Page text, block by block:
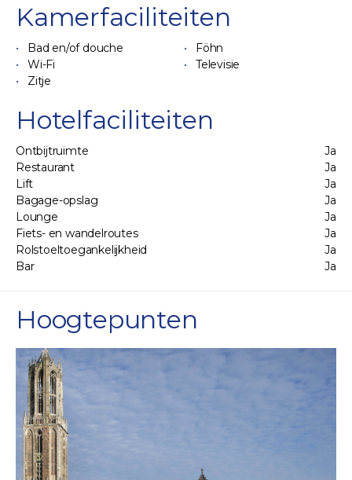
Kamerfaciliteiten
Bad en/of douche
Föhn
Wi-Fi
Televisie
Zitje
Hotelfaciliteiten
Ontbijtruimte
Ja
Restaurant
Ja
Lift
Ja
Bagage-opslag
Ja
Lounge
Ja
Fiets- en wandelroutes
Ja
Rolstoeltoegankelijkheid
Ja
Bar
Ja
Hoogtepunten